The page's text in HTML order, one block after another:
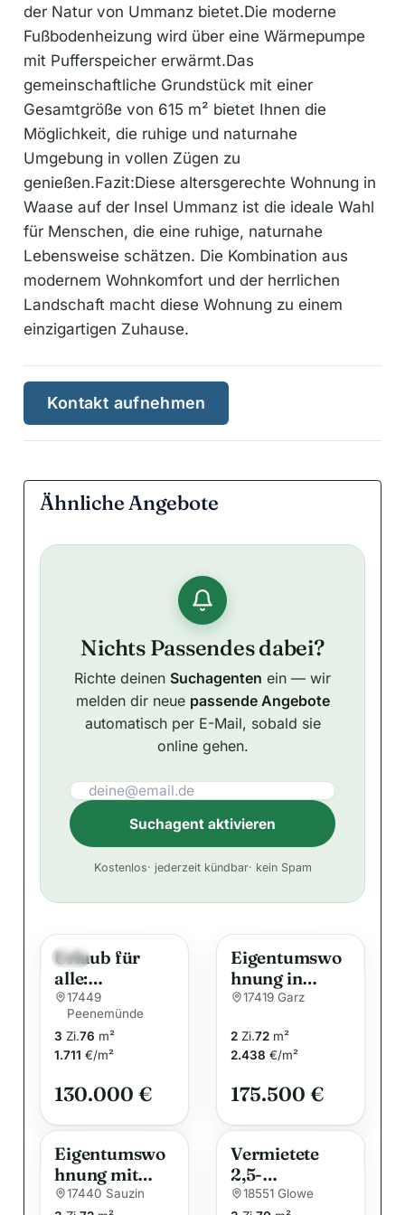
der Natur von Ummanz bietet.Die moderne
Fußbodenheizung wird über eine Wärmepumpe
mit Pufferspeicher erwärmt.Das
gemeinschaftliche Grundstück mit einer
Gesamtgröße von 615 m² bietet Ihnen die
Möglichkeit, die ruhige und naturnahe
Umgebung in vollen Zügen zu
genießen.Fazit:Diese altersgerechte Wohnung in
Waase auf der Insel Ummanz ist die ideale Wahl
für Menschen, die eine ruhige, naturnahe
Lebensweise schätzen. Die Kombination aus
modernem Wohnkomfort und der herrlichen
Landschaft macht diese Wohnung zu einem
einzigartigen Zuhause.
Kontakt aufnehmen
Ähnliche Angebote
Nichts Passendes dabei?
Richte deinen Suchagenten ein — wir
melden dir neue passende Angebote
automatisch per E-Mail, sobald sie
online gehen.
Suchagent aktivieren
t
Kostenlos· jederzeit kündbar· kein Spam
Neu
Urlaub für
alle:
Gepflegte,
ruhige 2-Zi.-
(Ferien-)Wohn
ung auf
Usedom
17449
Peenemünde
3 Zi.76 m²
1.711 €/m²
130.000 €
Eigentumswo
hnung in
ruhiger
Garz auf der
Insel Usedom
17419 Garz
2 Zi.72 m²
2.438 €/m²
175.500 €
Eigentumswo
hnung mit
Naturblick im
17440 Sauzin
Vermietete
2,5-
Zimmerwohn
18551 Glowe